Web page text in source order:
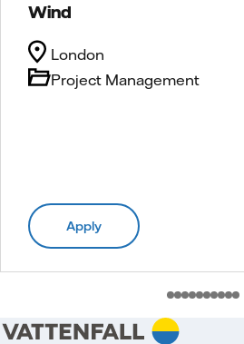
Wind
Project Management
London
Apply